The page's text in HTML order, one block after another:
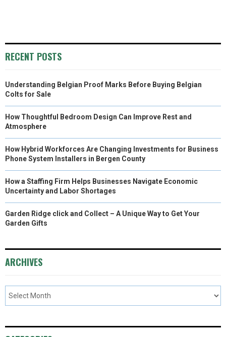
RECENT POSTS
Understanding Belgian Proof Marks Before Buying Belgian
Colts for Sale
How Thoughtful Bedroom Design Can Improve Rest and
Atmosphere
How Hybrid Workforces Are Changing Investments for Business
Phone System Installers in Bergen County
How a Staffing Firm Helps Businesses Navigate Economic
Uncertainty and Labor Shortages
Garden Ridge click and Collect – A Unique Way to Get Your
Garden Gifts
ARCHIVES